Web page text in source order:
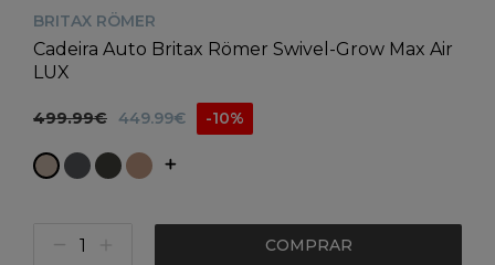
BRITAX RÖMER
Cadeira Auto Britax Römer Swivel-Grow Max Air
LUX
499.99€ 449.99€ -10%
COMPRAR